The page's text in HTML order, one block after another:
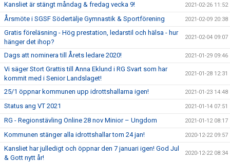
Kansliet är stängt måndag & fredag vecka 9! 2021-02-26 11:52
Årsmöte i SGSF Södertälje Gymnastik & Sportförening 2021-02-09 20:38
Gratis föreläsning - Hög prestation, ledarstil och hälsa - hur
hänger det ihop?
2021-02-04 09:07
Dags att nominera till Årets ledare 2020! 2021-01-29 09:46
Vi säger Stort Grattis till Anna Eklund i RG Svart som har
kommit med i Senior Landslaget!
2021-01-28 12:31
25/1 öppnar kommunen upp idrottshallarna igen! 2021-01-23 14:48
Status ang VT 2021 2021-01-14 07:51
RG - Regionstävling Online 28 nov Minior – Ungdom 2021-01-12 08:17
Kommunen stänger alla idrottshallar tom 24 jan! 2020-12-22 09:57
Kansliet har julledigt och öppnar den 7 januari igen! God Jul
& Gott nytt år!
2020-12-22 08:34